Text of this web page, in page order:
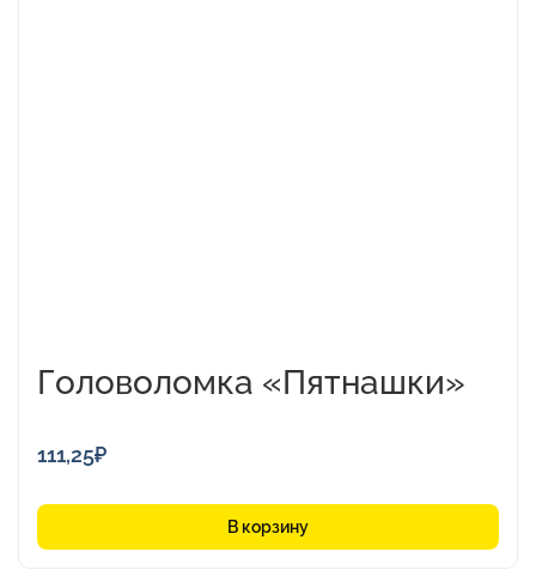
Головоломка «Пятнашки»
111,25₽
В корзину